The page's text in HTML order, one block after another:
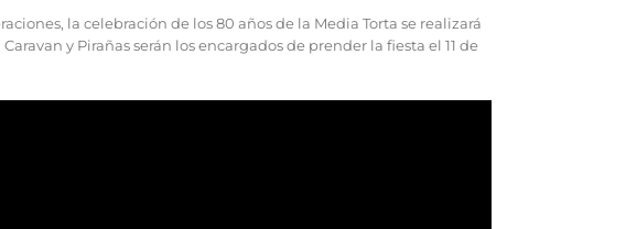
la celebración de los 80 años de la Media Torta se realizará
y Pirañas serán los encargados de prender la fiesta el 11 de